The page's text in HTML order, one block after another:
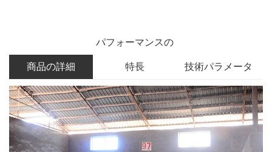
商品の詳細
パフォーマンスの
特長 技術パラメータ